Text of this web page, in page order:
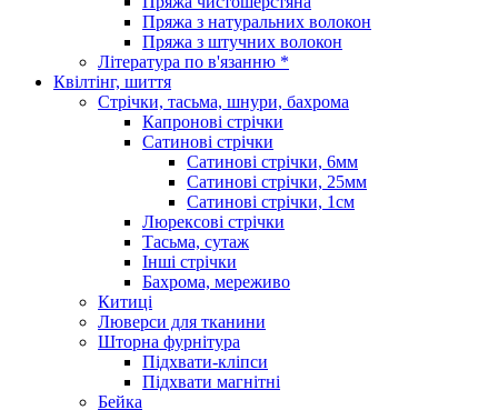
Пряжа з натуральних волокон
Пряжа з штучних волокон
Література по в'язанню *
Квілтінг, шиття
Стрічки, тасьма, шнури, бахрома
Капронові стрічки
Сатинові стрічки
Сатинові стрічки, 6мм
Сатинові стрічки, 25мм
Сатинові стрічки, 1см
Люрексові стрічки
Тасьма, сутаж
Інші стрічки
Бахрома, мереживо
Китиці
Люверси для тканини
Шторна фурнітура
Підхвати-кліпси
Підхвати магнітні
Бейка